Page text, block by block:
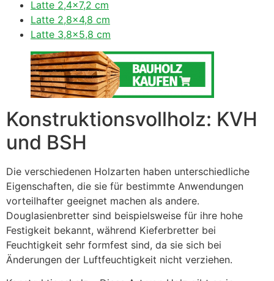
Latte 2,4×7,2 cm
Latte 2,8×4,8 cm
Latte 3,8×5,8 cm
Konstruktionsvollholz: KVH
und BSH
Die verschiedenen Holzarten haben unterschiedliche
Eigenschaften, die sie für bestimmte Anwendungen
vorteilhafter geeignet machen als andere.
Douglasienbretter sind beispielsweise für ihre hohe
Festigkeit bekannt, während Kieferbretter bei
Feuchtigkeit sehr formfest sind, da sie sich bei
Änderungen der Luftfeuchtigkeit nicht verziehen.